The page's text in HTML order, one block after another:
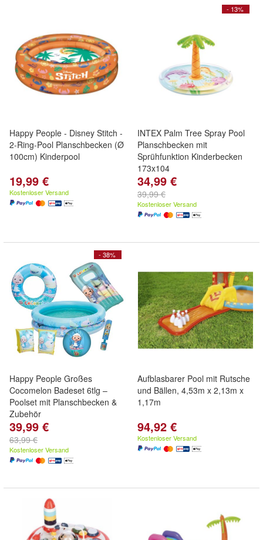
Happy People - Disney Stitch -
2-Ring-Pool Planschbecken (Ø
100cm) Kinderpool
19,99 €
Kostenloser Versand
- 13%
INTEX Palm Tree Spray Pool
Planschbecken mit
Sprühfunktion Kinderbecken
173x104
34,99 €
39,99 €
Kostenloser Versand
- 38%
Happy People Großes
Cocomelon Badeset 6tlg –
Poolset mit Planschbecken &
Zubehör
39,99 €
63,99 €
Kostenloser Versand
Aufblasbarer Pool mit Rutsche
und Bällen, 4,53m x 2,13m x
1,17m
94,92 €
Kostenloser Versand